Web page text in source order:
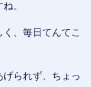
。
、毎日てんてこ
られず、ちょっ